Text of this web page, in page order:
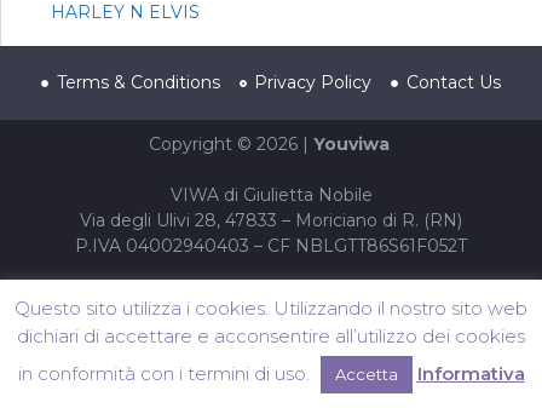
HARLEY N ELVIS
Terms & Conditions Privacy Policy Contact Us
Copyright © 2026 | Youviwa
VIWA di Giulietta Nobile
Via degli Ulivi 28, 47833 – Moriciano di R. (RN)
P.IVA 04002940403 – CF NBLGTT86S61F052T
Questo sito utilizza i cookies. Utilizzando il nostro sito web
dichiari di accettare e acconsentire all’utilizzo dei cookies
in conformità con i termini di uso.
Accetta Informativa